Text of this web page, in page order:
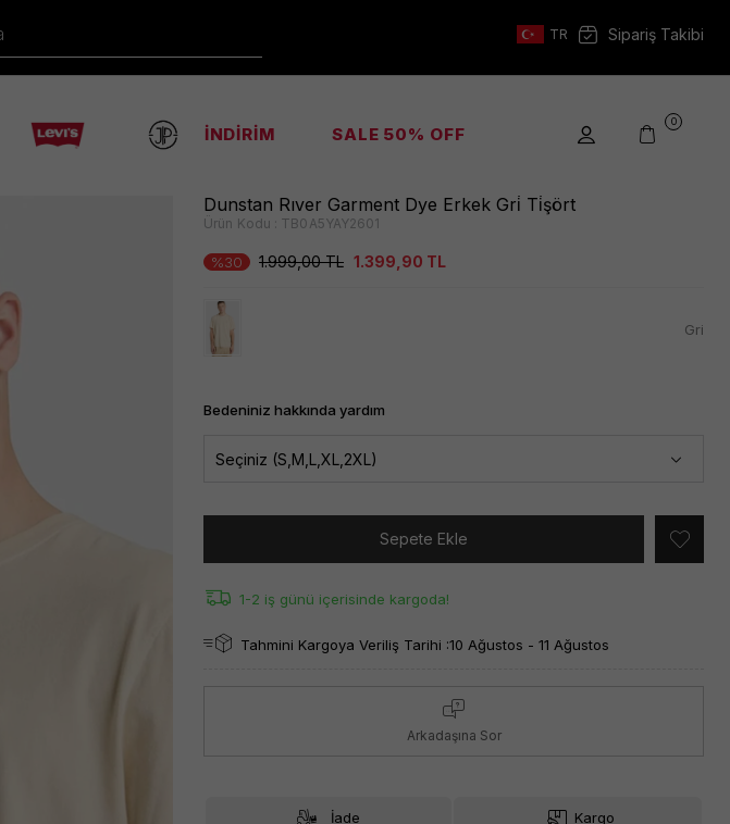
TR Sipariş Takibi
İNDİRİM SALE 50% OFF
0
Dunstan Rıver Garment Dye Erkek Gri̇ Ti̇şört
Ürün Kodu : TB0A5YAY2601
1.999,00TL 1.399,90 TL
%30
Gri
Bedeniniz hakkında yardım
Seçiniz (S,M,L,XL,2XL)
Sepete Ekle
1-2 iş günü içerisinde kargoda!
Tahmini Kargoya Veriliş Tarihi :10 Ağustos - 11 Ağustos
Arkadaşına Sor
İade Kargo